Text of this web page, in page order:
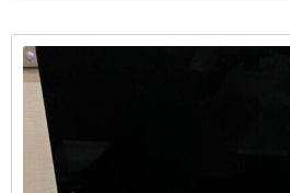
เป็นรุ่นเรือธง สภาพดี
ร้านยังสามารถ รับจำ
Pixel ได้ค่ะ ปัจจัยที่ทำให้โทรศัพท์รับจำนำได้ร
จำนำ ควรเช็กสิ่งเหล่านี้ค่ะ รุ่นใหม่หรือรุ่นเรือธง
แตก แบตไม่เสื่อมหนัก อุปกรณ์ครบ (กล่อง สาย
/ Google Account ยิ่งสภาพดี ราคาจำนำก็ยิ่ง
JumnumPlus ดีอย่างไร ที่ JumnumPlus เรา
ทุกแบรนด์ ทุกระบบ ✔ ประเมินราคาฟรี✔ ให้รา
ใช้ไฟฟ้า บริการครอบคลุมพื้นที่ ลาดพร้าว แจ้ง
รามอินทรา บางนา รับจำนำเทอร์มินัล21อโศก บ
ลาดพร้าว แจ้งวัฒนะ สีลม รัชดา บางแค รามอิน
JumnumPlus.com บริการรับจำนำที่เชื่อถือได้
ถือ โน้ตบุ๊ก เครื่องใช้ไฟฟ้า และสินทรัพย์มีค่าอื่น
(JumnumPlus) เมื่อคุณต้องการเงินด่วน เราที่
จำนำสินค้าทุกประเภทอย่างครบวงจร — ไม่ว่า